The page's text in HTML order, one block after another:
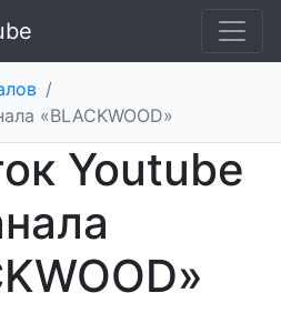
/
«BLACKWOOD»
Youtube